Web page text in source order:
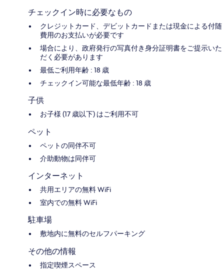
チェックイン時に必要なもの
クレジットカード、デビットカードまたは現金による付随
費用のお支払いが必要です
場合により、政府発行の写真付き身分証明書をご提示いた
だく必要があります
最低ご利用年齢 : 18 歳
チェックイン可能な最低年齢 : 18 歳
子供
お子様 (17 歳以下) はご利用不可
ペット
ペットの同伴不可
介助動物は同伴可
インターネット
共用エリアの無料 WiFi
室内での無料 WiFi
駐車場
敷地内に無料のセルフパーキング
その他の情報
指定喫煙スペース